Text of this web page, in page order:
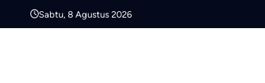
Sabtu, 8 Agustus 2026